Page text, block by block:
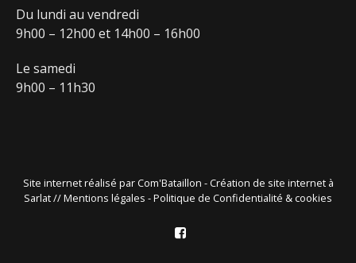
Du lundi au vendredi
9h00 – 12h00 et 14h00 – 16h00
Le samedi
9h00 – 11h30
Site internet réalisé parCom'Bataillon - Création de site internet à
Sarlat//Mentions légales -Politique de Confidentialité & cookies